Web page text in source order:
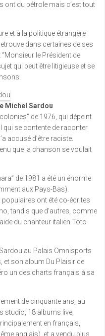
ont du pétrole mais c’est tout
et à la politique étrangère
dans certaines de ses
le Président de
qui peut être litigieuse et se
Michel Sardou
de 1976, qui dépeint
qui se contente de raconter
accusé d’être raciste.
que la chanson se voulait
de 1981 a été un énorme
aux Pays-Bas).
ont été co-écrites
tandis que d’autres, comme
du chanteur italien Toto
au Palais Omnisports
et son album Du Plaisir de
un des charts français à sa
de cinquante ans, au
studio, 18 albums live,
en français,
anglais), et a vendu plus